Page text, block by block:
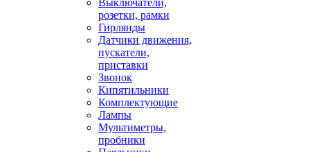
Выключатели,
розетки, рамки
Гирлянды
Датчики движения,
пускатели,
приставки
Звонок
Кипятильники
Комплектующие
Лампы
Мультиметры,
пробники